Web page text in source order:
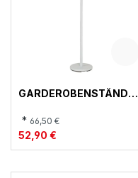
GARDEROBENSTÄNDER
* 66,50 €
52,90 €